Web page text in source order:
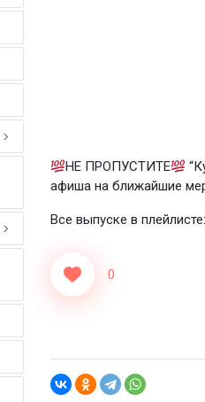
НЕ ПРОПУСТИТЕ
афиша на ближайшие
Все выпуске в плейлисте:
0